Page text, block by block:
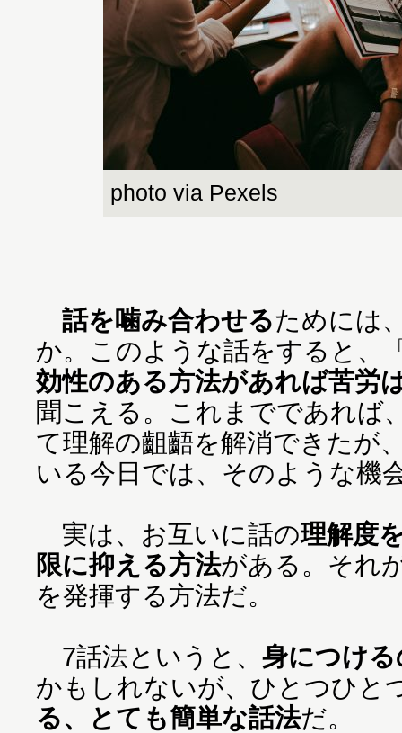
photo via Pexels
話を噛み合わせるためには
か。このような話をすると、
効性のある方法があれば苦労
聞こえる。これまでであれば
て理解の齟齬を解消できたが
いる今日では、そのような機
実は、お互いに話の理解度
限に抑える方法がある。それ
を発揮する方法だ。
7話法というと、 身につけ
かもしれないが、ひとつひと
る、とても簡単な話法だ。